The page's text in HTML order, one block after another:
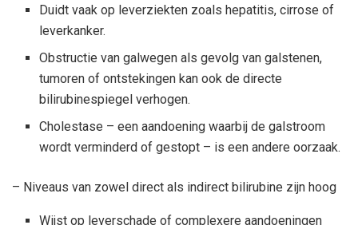
Duidt vaak op leverziekten zoals hepatitis, cirrose of
leverkanker.
Obstructie van galwegen als gevolg van galstenen,
tumoren of ontstekingen kan ook de directe
bilirubinespiegel verhogen.
Cholestase – een aandoening waarbij de galstroom
wordt verminderd of gestopt – is een andere oorzaak.
– Niveaus van zowel direct als indirect bilirubine zijn hoog
Wijst op leverschade of complexere aandoeningen